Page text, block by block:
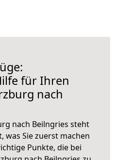
für Ihren
nach
nach Beilngries steht
was Sie zuerst machen
Punkte, die bei